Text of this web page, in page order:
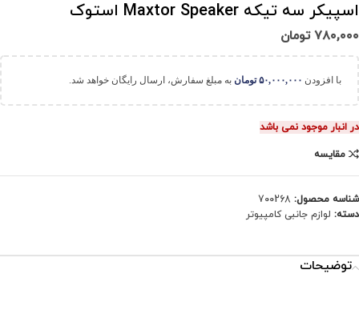
اسپیکر سه تیکه Maxtor Speaker استوک
۷۸۰,۰۰۰ تومان
با افزودن ۵۰,۰۰۰,۰۰۰ تومان به مبلغ سفارش، ارسال رایگان خواهد شد.
در انبار موجود نمی باشد
مقایسه
شناسه محصول: 700268
دسته: لوازم جانبی کامپیوتر
توضیحات